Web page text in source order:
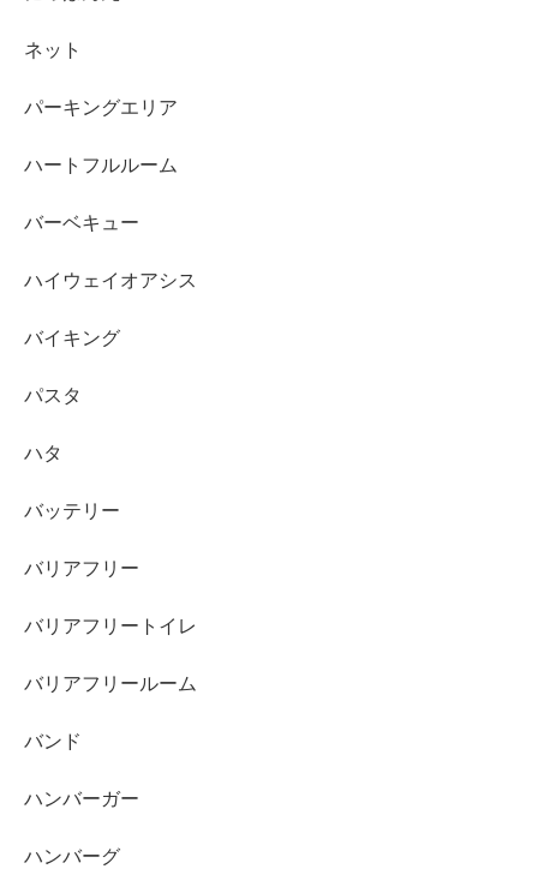
ネット
パーキングエリア
ハートフルルーム
バーベキュー
ハイウェイオアシス
バイキング
パスタ
ハタ
バッテリー
バリアフリー
バリアフリートイレ
バリアフリールーム
バンド
ハンバーガー
ハンバーグ